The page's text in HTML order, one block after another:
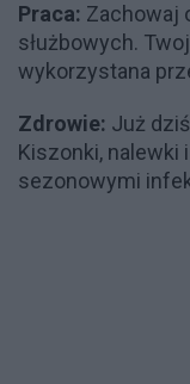
Praca: Zachowaj
służbowych.
wykorzystana
Zdrowie: Już
Kiszonki, nalewki
sezonowymi